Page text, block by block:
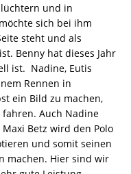
und in
sich bei ihm
steht und als
Benny hat dieses Jahr
ist. Nadine, Eutis
Rennen in
ein Bild zu machen,
fahren. Auch Nadine
Betz wird den Polo
und somit seinen
machen. Hier sind wir